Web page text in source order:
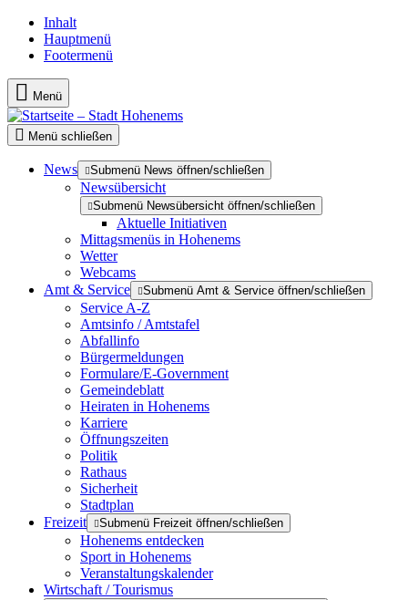
Inhalt
Hauptmenü
Footermenü
Menü
Menü schließen
News Submenü News öffnen/schließen
Newsübersicht
Submenü Newsübersicht öffnen/schließen
Aktuelle Initiativen
Mittagsmenüs in Hohenems
Wetter
Webcams
Amt & Service
Submenü Amt & Service öffnen/schließen
Service A-Z
Amtsinfo / Amtstafel
Abfallinfo
Bürgermeldungen
Formulare/E-Government
Gemeindeblatt
Heiraten in Hohenems
Karriere
Öffnungszeiten
Politik
Rathaus
Sicherheit
Stadtplan
Freizeit
Submenü Freizeit öffnen/schließen
Hohenems entdecken
Sport in Hohenems
Veranstaltungskalender
Wirtschaft / Tourismus